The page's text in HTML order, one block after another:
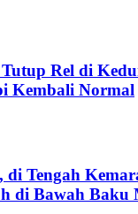
Rel di
Kembali Normal
di Tengah
di Bawah Baku